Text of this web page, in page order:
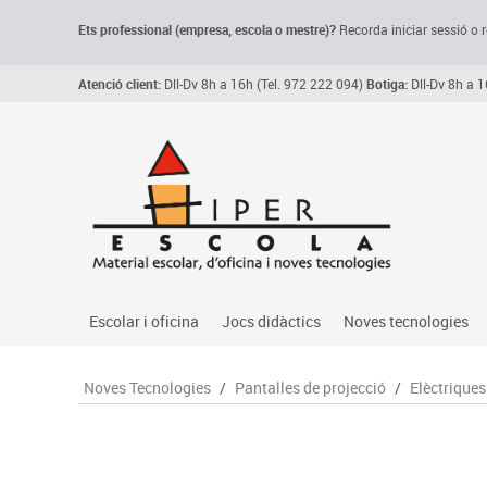
Ets professional (empresa, escolao mestre)? Recorda iniciar sessió o
Atenció client: Dll-Dv 8h a 16h (Tel. 972 222 094)Botiga: Dll-Dv 8h a
Escolar i oficina
Arxiu, carpetes i classificadors
Jocs didàctics
Primeres edats
Noves tecnologies
Audio
Noves Tecnologies / Pantalles de projecció / Elèctriques